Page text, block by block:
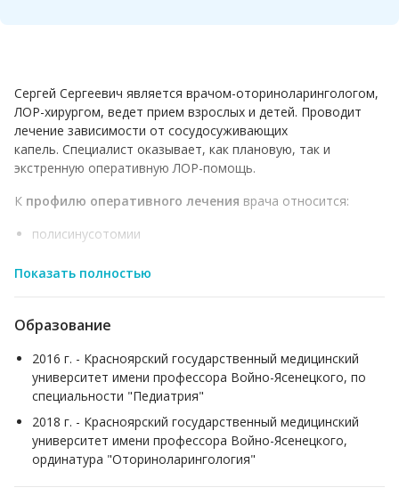
Сергей Сергеевич является врачом-оториноларингологом,
ЛОР-хирургом, ведет прием взрослых и детей. Проводит
лечение зависимости от сосудосуживающих
капель. Специалист оказывает, как плановую, так и
экстренную оперативную ЛОР-помощь.
К профилю оперативного лечения врача относится:
полисинусотомии
аденотомия
подслизистая вазотомия
репозиция костей носа
увулопалатопластика
Запись на прием по телефону по телефону регистратуры:
219-01-10, на сайте KRASBIONIKA.RU или лично, при
Показать полностью
Образование
2016 г. - Красноярский государственный медицинский
университет имени профессора Войно-Ясенецкого, по
специальности "Педиатрия"
2018 г. - Красноярский государственный медицинский
университет имени профессора Войно-Ясенецкого,
ординатура "Оториноларингология"